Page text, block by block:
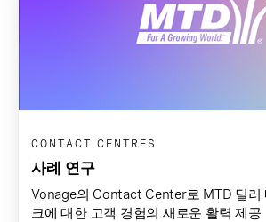
CONTACT CENTRES
사례 연구
Vonage의 Contact Center로 MTD 딜러
크에 대한 고객 경험의 새로운 활력 제공